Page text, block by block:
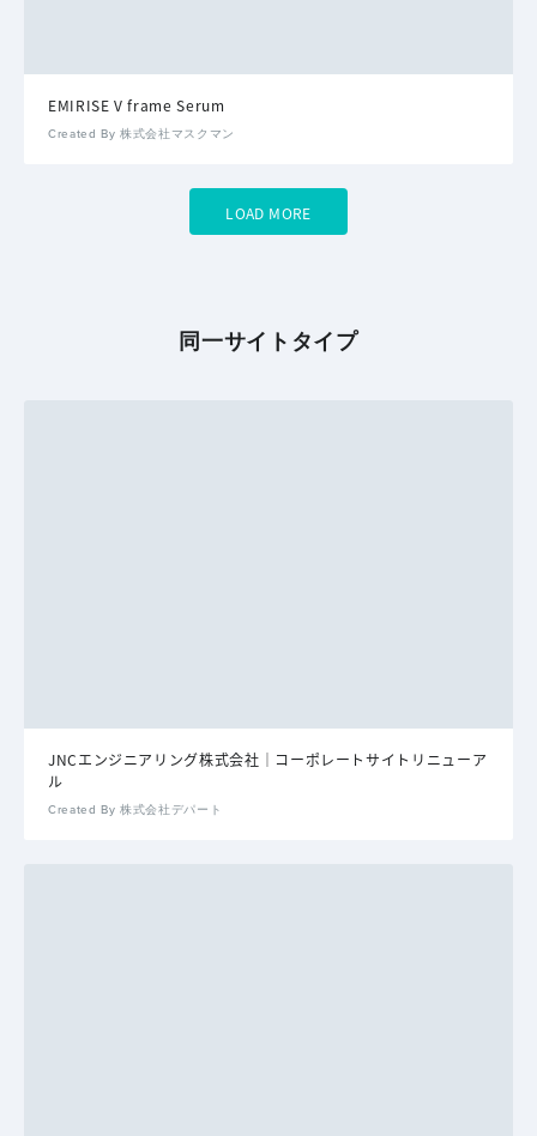
EMIRISE V frame Serum
Created By 株式会社マスクマン
LOAD MORE
同一サイトタイプ
JNCエンジニアリング株式会社｜コーポレートサイトリニューア
ル
Created By 株式会社デパート